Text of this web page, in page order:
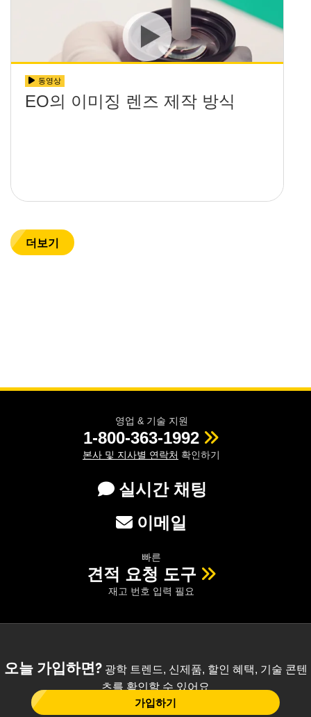
동영상
EO의 이미징 렌즈 제작 방식
더보기
영업 & 기술 지원
1-800-363-1992
본사 및 지사별 연락처 확인하기
실시간 채팅
이메일
빠른
견적 요청 도구
재고 번호 입력 필요
오늘 가입하면?광학 트렌드, 신제품, 할인 혜택, 기술 콘텐
츠를 확인할 수 있어요
가입하기